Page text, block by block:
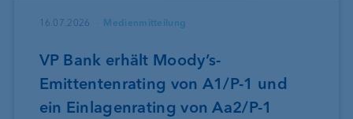
16.07.2026 Medienmitteilung
VP Bank erhält Moody’s-
Emittentenrating von A1/P-1 und
ein Einlagenrating von Aa2/P-1